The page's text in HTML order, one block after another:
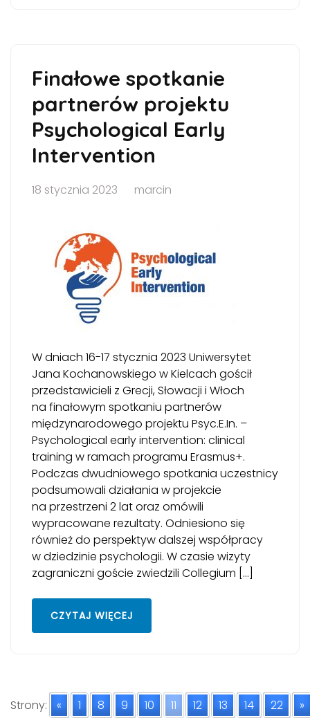
Finałowe spotkanie
partnerów projektu
Psychological Early
Intervention
18 stycznia 2023 marcin
W dniach 16-17 stycznia 2023 Uniwersytet
Jana Kochanowskiego w Kielcach gościł
przedstawicieli z Grecji, Słowacji i Włoch
na finałowym spotkaniu partnerów
międzynarodowego projektu Psyc.E.In. –
Psychological early intervention: clinical
training w ramach programu Erasmus+.
Podczas dwudniowego spotkania uczestnicy
podsumowali działania w projekcie
na przestrzeni 2 lat oraz omówili
wypracowane rezultaty. Odniesiono się
również do perspektyw dalszej współpracy
w dziedzinie psychologii. W czasie wizyty
zagraniczni goście zwiedzili Collegium […]
CZYTAJ WIĘCEJ
Strony: « 1 8 9 10 11 12 13 14 22 »